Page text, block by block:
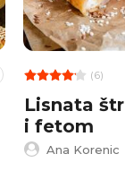
(6)
Lisnata
i fetom
Ana Korenic